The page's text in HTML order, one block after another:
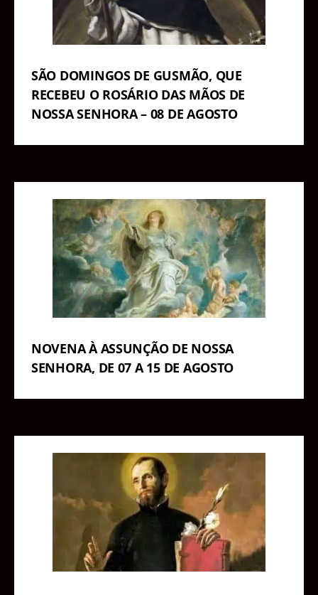
SÃO DOMINGOS DE GUSMÃO, QUE
RECEBEU O ROSÁRIO DAS MÃOS DE
NOSSA SENHORA – 08 DE AGOSTO
NOVENA À ASSUNÇÃO DE NOSSA
SENHORA, DE 07 A 15 DE AGOSTO